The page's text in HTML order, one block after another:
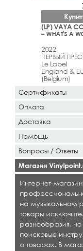
(LP) VAYA
– WHAT'S A
2022
ПЕРВЫЙ
Le Label
England &
(Belgium)
Сертификаты
Оплата
Доставка
Помощь
Вопросы / Ответы
Магазин
Интернет-
на музыкальном
товары
разнообразия,
поисковые
о товарах. В